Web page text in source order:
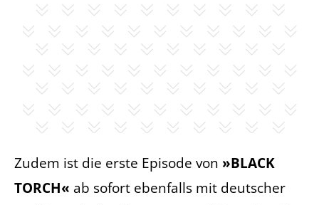
Zudem ist die erste Episode von »BLACK
TORCH« ab sofort ebenfalls mit deutscher